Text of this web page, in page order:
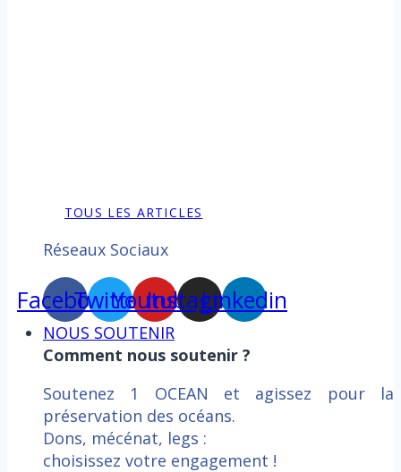
TOUS LES ARTICLES
Réseaux Sociaux
Facebook
TwitterYoutube
Instagram
Linkedin
NOUS SOUTENIR
Comment nous soutenir ?
Soutenez 1 OCEAN et agissez pour la
préservation des océans.
Dons, mécénat, legs :
choisissez votre engagement !